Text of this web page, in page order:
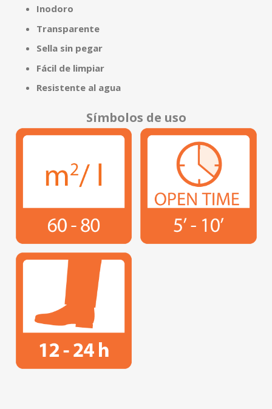
Inodoro
Transparente
Sella sin pegar
Fácil de limpiar
Resistente al agua
Símbolos de uso